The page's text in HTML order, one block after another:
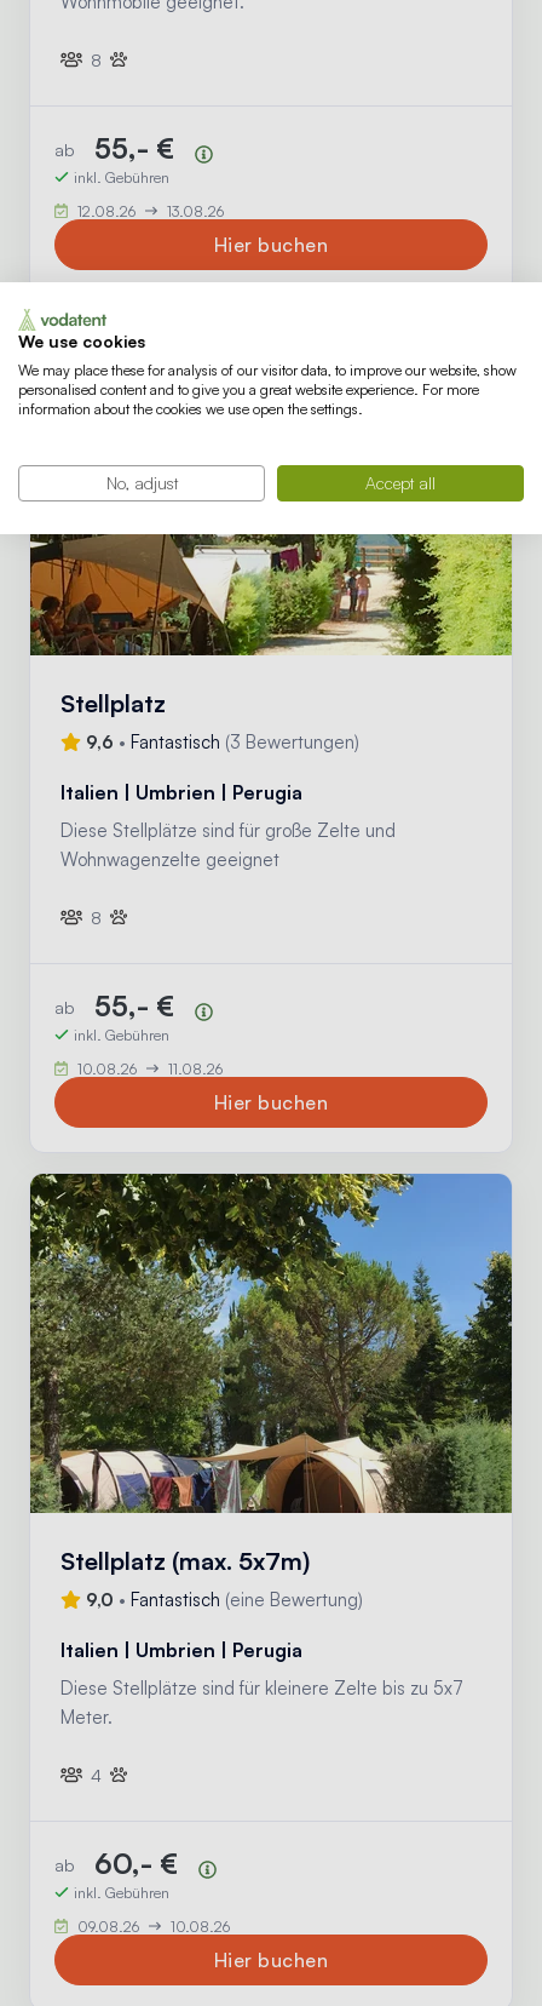
8
ab 55,- €
inkl. Gebühren
12.08.26
13.08.26
Hier buchen
Stellplatz
9,6 • Fantastisch (3 Bewertungen)
Italien | Umbrien | Perugia
Diese Stellplätze sind für große Zelte und
Wohnwagenzelte geeignet
8
ab 55,- €
inkl. Gebühren
10.08.26
11.08.26
Hier buchen
Stellplatz (max. 5x7m)
9,0 • Fantastisch (eine Bewertung)
Italien | Umbrien | Perugia
Diese Stellplätze sind für kleinere Zelte bis zu 5x7
Meter.
4
ab 60,- €
inkl. Gebühren
09.08.26
10.08.26
Hier buchen
We use cookies
We may place these for analysis of our visitor data, to improve our website, show
personalised content and to give you a great website experience. For more
information about the cookies we use open the settings.
No, adjust Accept all